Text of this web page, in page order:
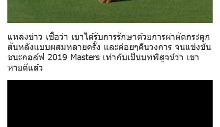
แหล่งข่าว เชื่อว่า เขาได้รับการรักษาด้วยการผ่าตัดกระดูก
สันหลังแบบผสมหลายครั้ง และค่อยๆคืนวงการ จนแข่งขัน
ชนะกอล์ฟ 2019 Masters เท่ากับเป็นบทพิสูจน์ว่า เขา
หายดีแล้ว